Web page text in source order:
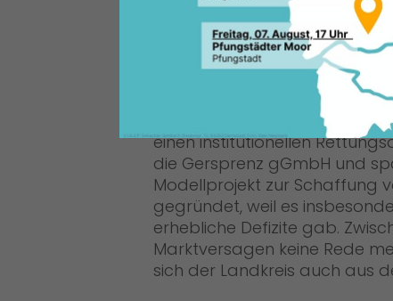
einen institutionellen
die Gersprenz gGmbH und
Modellprojekt zur Schaffung
gegründet, weil es
erhebliche Defizite gab.
Marktversagen keine Rede
sich der Landkreis auch aus